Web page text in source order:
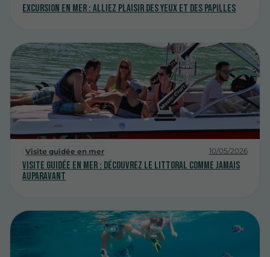
Excursion en mer : alliez plaisir des yeux et des papilles
Visite guidée en mer 10/05/2026
Visite guidée en mer : découvrez le littoral comme jamais
auparavant